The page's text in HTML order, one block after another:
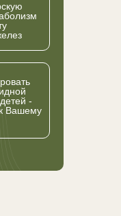
-
Вашему